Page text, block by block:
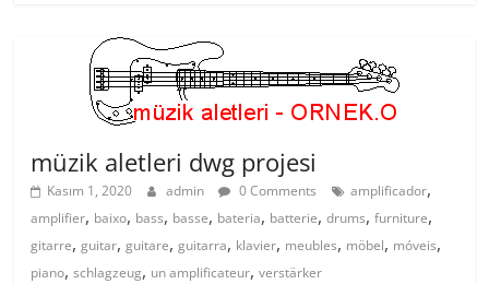
b
o
k
st A
p
p
müzik aletleri dwg projesi
Kasım 1, 2020 admin 0 Comments amplificador,
amplifier, baixo, bass, basse, bateria, batterie,drums,furniture,
gitarre,guitar,guitare,guitarra, klavier, meubles, möbel, móveis,
piano,schlagzeug, un amplificateur,verstärker